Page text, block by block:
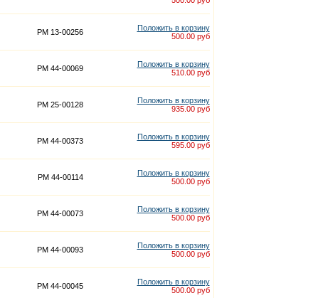
PM 13-00256
Положить в корзину
500.00 руб
PM 44-00069
Положить в корзину
510.00 руб
PM 25-00128
Положить в корзину
935.00 руб
PM 44-00373
Положить в корзину
595.00 руб
PM 44-00114
Положить в корзину
500.00 руб
PM 44-00073
Положить в корзину
500.00 руб
PM 44-00093
Положить в корзину
500.00 руб
PM 44-00045
Положить в корзину
500.00 руб